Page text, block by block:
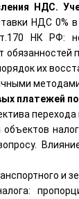
НДС.
НДС 0%
НК РФ:
их
платежей
объектов
и